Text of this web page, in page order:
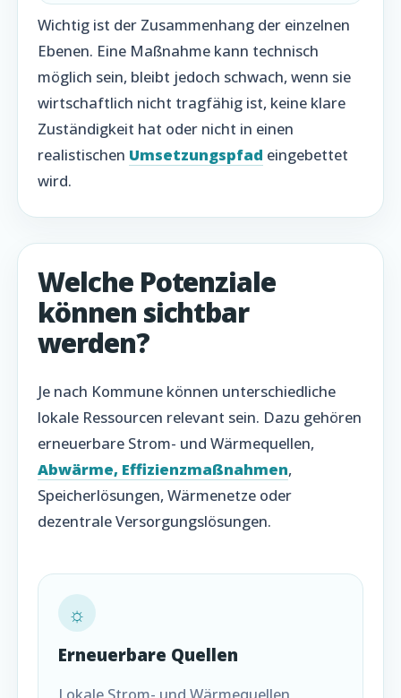
Wichtig ist der Zusammenhang der einzelnen
Ebenen. Eine Maßnahme kann technisch
möglich sein, bleibt jedoch schwach, wenn sie
wirtschaftlich nicht tragfähig ist, keine klare
Zuständigkeit hat oder nicht in einen
realistischen Umsetzungspfad eingebettet
wird.
Welche Potenziale
können sichtbar
werden?
Je nach Kommune können unterschiedliche
lokale Ressourcen relevant sein. Dazu gehören
erneuerbare Strom- und Wärmequellen,
Abwärme, Effizienzmaßnahmen,
Speicherlösungen, Wärmenetze oder
dezentrale Versorgungslösungen.
☼
Erneuerbare Quellen